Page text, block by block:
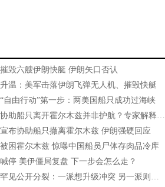
毁六艘伊朗快艇 伊朗矢口否认
温：美军击落伊朗飞弹无人机、摧毁快艇
自由行动”第一步：两美国船只成功过海峡
助船只离开霍尔木兹并非护航？专家解释…
布协助船只撤离霍尔木兹 伊朗强硬回应
困霍尔木兹 惊曝中国船员尸体存肉品冷库
停 美伊僵局复盘 下一步会怎么走？
见公开分裂：一派想升级冲突 另一派则…